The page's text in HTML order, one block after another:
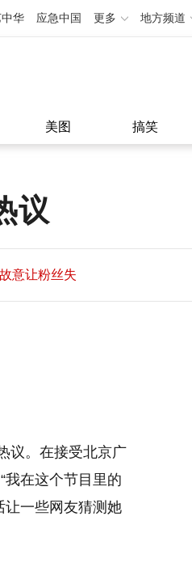
华 应急中国 更多 地方频道
美图 搞笑
议
意让粉丝失
意让粉丝失
议。在接受北京广
我在这个节目里的
让一些网友猜测她